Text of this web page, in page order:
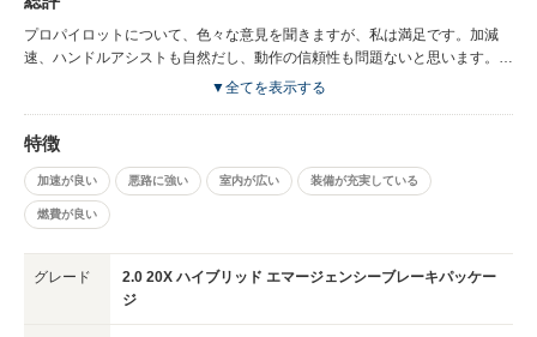
ォレスター(SJ5)と比べても、少し固めです。 7人乗ったり、荷物を満載し
てアウトドアに行く前提だからしょうがないかもですね。 【ラゲッジ】 バ
ッテリーのために底上げになっているのは、たった数センチですが、重い荷
プロパイロットについて、色々な意見を聞きますが、私は満足です。加減
速、ハンドルアシストも自然だし、動作の信頼性も問題ないと思います。
慣れてくると、「この状況ならアシストが解除されるな」というのが予想が
になりません。 良い点、悪い点ありますが、私にとっては最高の1台になり
ます。 故障せず、長く乗れれば良いなと思います。
▼全てを表示する
特徴
加速が良い 悪路に強い 室内が広い 装備が充実している
燃費が良い
グレード
2.0 20X ハイブリッド エマージェンシーブレーキパッケー
ジ